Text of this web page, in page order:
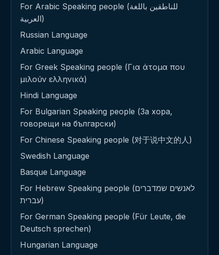
For Arabic Speaking people (للناطقين باللغة
العربية)
Russian Language
Arabic Language
For Greek Speaking people (Για άτομα που
μιλούν ελληνικά)
Hindi Language
For Bulgarian Speaking people (За хора,
говорещи на български)
For Chinese Speaking people (对于说中文的人)
Swedish Language
Basque Language
For Hebrew Speaking people (לאנשים שמדברים
עברית)
For German Speaking people (Für Leute, die
Deutsch sprechen)
Hungarian Language